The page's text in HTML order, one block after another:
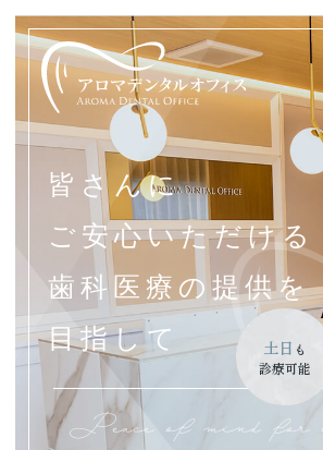
皆さんに
ご安心いただける
歯科医療の提供を
目指して
土日 も
診療可能
Peace of mind for